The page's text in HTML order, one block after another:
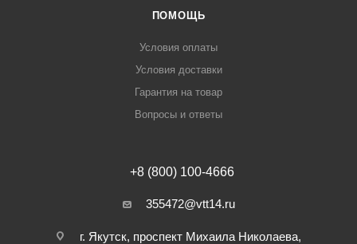
ПОМОЩЬ
Условия оплаты
Условия доставки
Гарантия на товар
Вопросы и ответы
+8 (800) 100-4666
355472@vtt14.ru
г. Якутск, проспект Михаила Николаева,